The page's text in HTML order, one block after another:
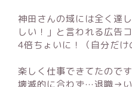
神田さんの域には全く達
しい！」と言われる広告
4倍ちょいに！（自分だけ
楽しく仕事できてたので
壊滅的に合わず…退職→